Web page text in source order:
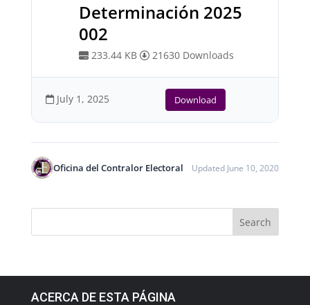
Determinación 2025
002
233.44 KB 21630 Downloads
July 1, 2025 Download
Oficina del Contralor Electoral Updated June 10, 2020
ACERCA DE ESTA PÁGINA